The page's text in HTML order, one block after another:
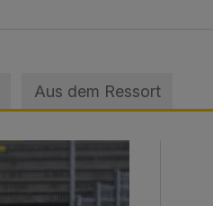
Aus dem Ressort